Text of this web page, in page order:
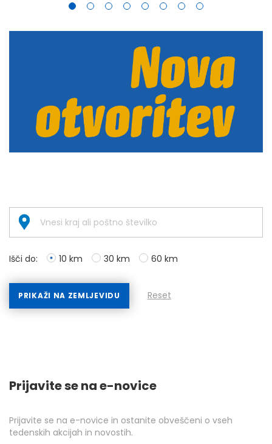
Išči do: 10 km 30 km 60 km
PRIKAŽI NA ZEMLJEVIDU Reset
Prijavite se na e-novice
Prijavite se na e-novice in ostanite obveščeni o vseh
tedenskih akcijah in novostih.